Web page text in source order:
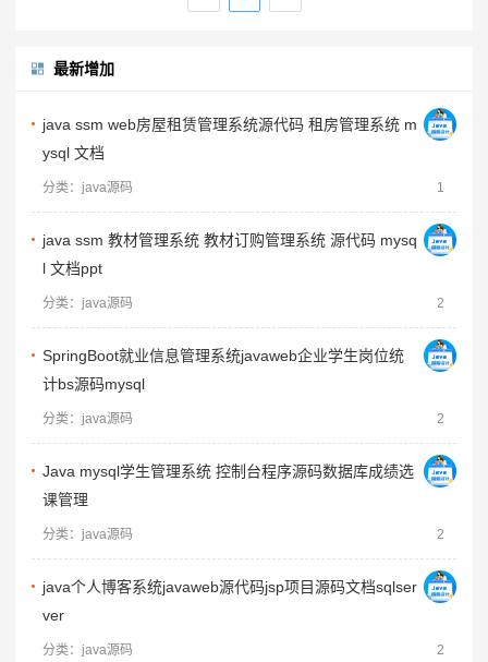
最新增加
java ssm web房屋租赁管理系统源代码 租房管理系统 m
ysql 文档
分类：java源码 1
java ssm 教材管理系统 教材订购管理系统 源代码 mysq
l 文档ppt
分类：java源码 2
SpringBoot就业信息管理系统javaweb企业学生岗位统
计bs源码mysql
分类：java源码 2
Java mysql学生管理系统 控制台程序源码数据库成绩选
课管理
分类：java源码 2
java个人博客系统javaweb源代码jsp项目源码文档sqlser
ver
分类：java源码 2